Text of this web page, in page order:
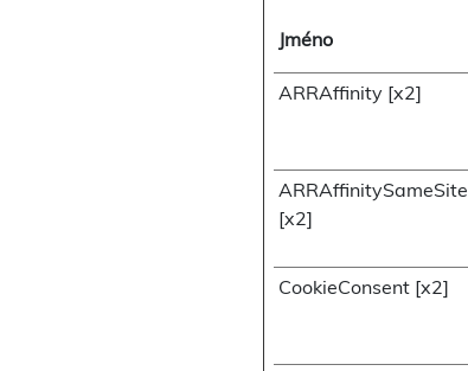
Jméno
ARRAffinity [x2]
ARRAffinitySameSite
[x2]
CookieConsent [x2]